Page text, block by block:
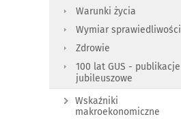
Warunki życia
Wymiar sprawiedliwości
Zdrowie
100 lat GUS - publikacje
jubileuszowe
Wskaźniki
makroekonomiczne